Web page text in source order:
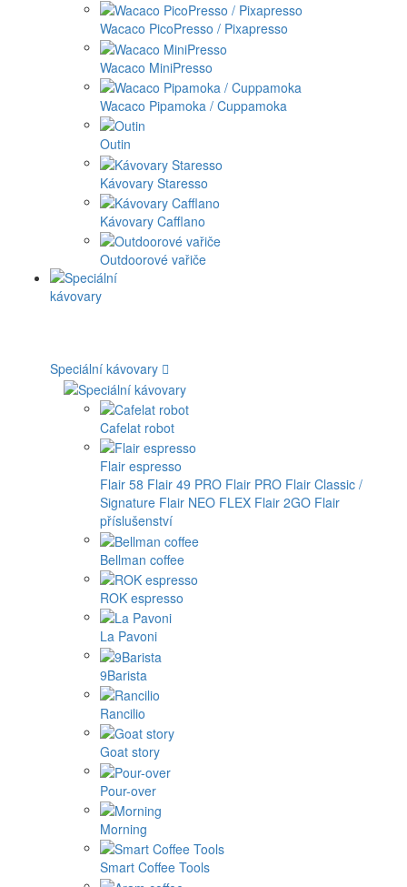
Wacaco PicoPresso / Pixapresso
Wacaco MiniPresso
Wacaco Pipamoka / Cuppamoka
Outin
Kávovary Staresso
Kávovary Cafflano
Outdoorové vařiče
Speciální kávovary
Cafelat robot
Flair espresso
Flair 58 Flair 49 PRO Flair PRO Flair Classic /
Signature Flair NEO FLEX Flair 2GO Flair
příslušenství
Bellman coffee
ROK espresso
La Pavoni
9Barista
Rancilio
Goat story
Pour-over
Morning
Smart Coffee Tools